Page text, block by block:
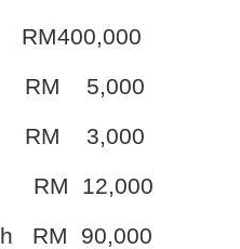
RM 5,000
RM 3,000
12,000
RM 90,000